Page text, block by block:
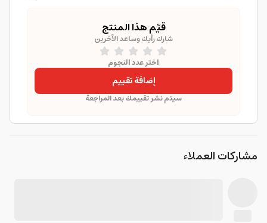
قيّم هذا المنتج
شارك رأيك وساعد الآخرين
اختر عدد النجوم
إضافة تقييم
سيتم نشر تقييمك بعد المراجعة
مشاركات العملاء